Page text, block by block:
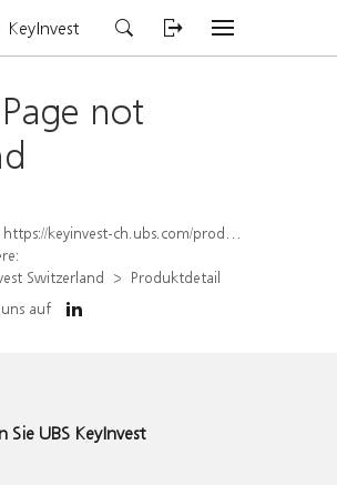
KeyInvest
not
https://keyinvest-ch.ubs.com/produkt/detail/index/isin/CH1576895101
Switzerland
Produktdetail
auf
Sie UBS KeyInvest